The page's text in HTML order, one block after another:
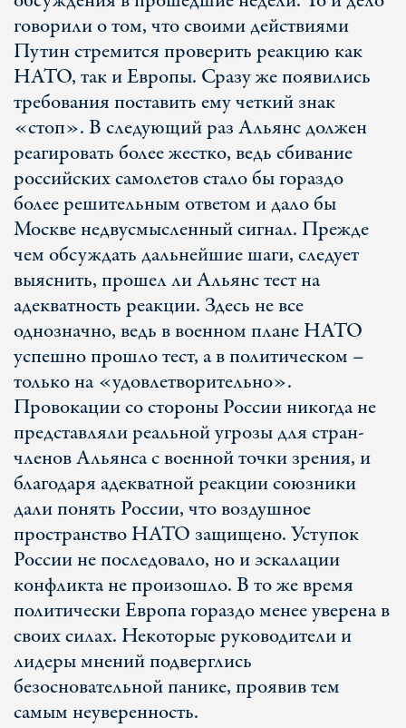
говорили о том, что своими действиями
Путин стремится проверить реакцию как
НАТО, так и Европы. Сразу же появились
требования поставить ему четкий знак
«стоп». В следующий раз Альянс должен
реагировать более жестко, ведь сбивание
российских самолетов стало бы гораздо
более решительным ответом и дало бы
Москве недвусмысленный сигнал. Прежде
чем обсуждать дальнейшие шаги, следует
выяснить, прошел ли Альянс тест на
адекватность реакции. Здесь не все
однозначно, ведь в военном плане НАТО
успешно прошло тест, а в политическом –
только на «удовлетворительно».
Провокации со стороны России никогда не
представляли реальной угрозы для стран-
членов Альянса с военной точки зрения, и
благодаря адекватной реакции союзники
дали понять России, что воздушное
пространство НАТО защищено. Уступок
России не последовало, но и эскалации
конфликта не произошло. В то же время
политически Европа гораздо менее уверена в
своих силах. Некоторые руководители и
лидеры мнений подверглись
безосновательной панике, проявив тем
самым неуверенность.